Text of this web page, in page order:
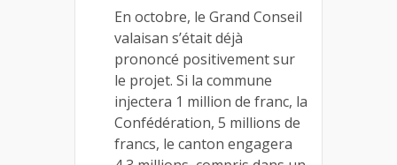
En octobre, le Grand Conseil
valaisan s’était déjà
prononcé positivement sur
le projet. Si la commune
injectera 1 million de franc, la
Confédération, 5 millions de
francs, le canton engagera